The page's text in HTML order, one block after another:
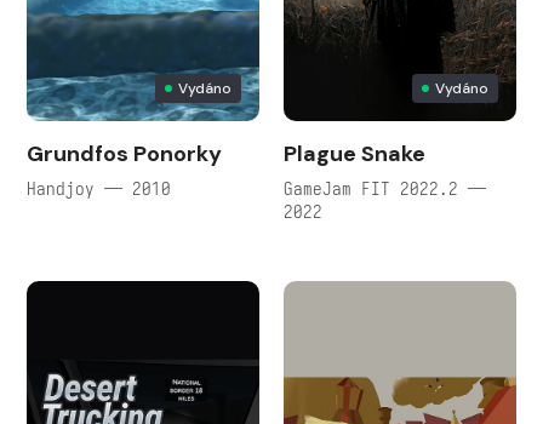
Vydáno
Grundfos Ponorky
Handjoy — 2010
Vydáno
Plague Snake
GameJam FIT 2022.2 —
2022